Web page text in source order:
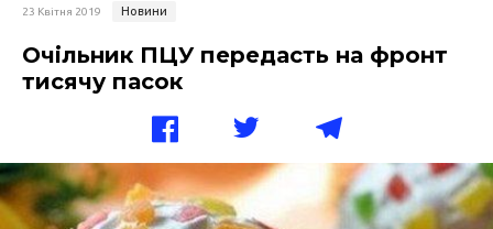
23 Квітня 2019 Новини
Очільник ПЦУ передасть на фронт
тисячу пасок